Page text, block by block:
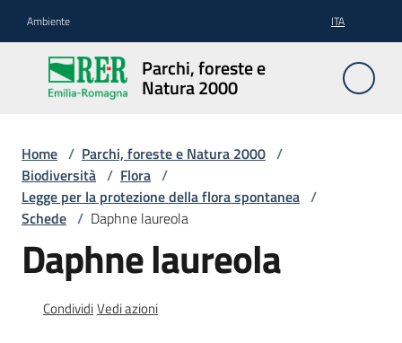
Ambiente ITA
Parchi, foreste e
Natura 2000
Parchi,
foreste
e
2000
Aree
Protette
Home / Parchi, foreste e Natura 2000 /
Biodiversità / Flora /
Legge per la protezione della flora spontanea /
Schede / Daphne laureola
Daphne laureola
CondividiVedi azioni